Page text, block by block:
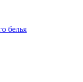
белья